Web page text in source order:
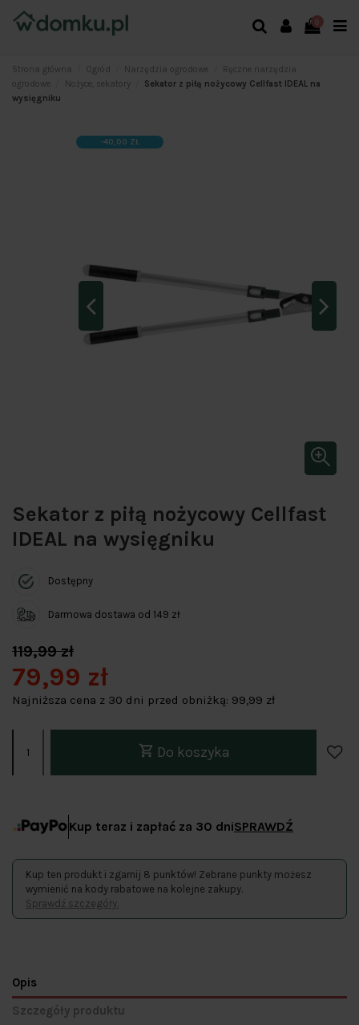
Strona główna Ogród Narzędzia ogrodowe
Ręczne narzędzia
ogrodowe
Nożyce, sekatory
Sekator z piłą nożycowy Cellfast IDEAL na
wysięgniku
-40,00 ZŁ
Sekator z piłą nożycowy Cellfast
IDEAL na wysięgniku
Dostępny
Darmowa dostawa od 149 zł
119,99 zł
79,99 zł
Najniższa cena z 30 dni przed obniżką: 99,99 zł
Do koszyka
Kup teraz i zapłać za 30 dniSPRAWDŹ
Kup ten produkt i zgarnij 8 punktów! Zebrane punkty możesz
wymienić na kody rabatowe na kolejne zakupy.
Sprawdź szczegóły.
Opis
Szczegóły produktu